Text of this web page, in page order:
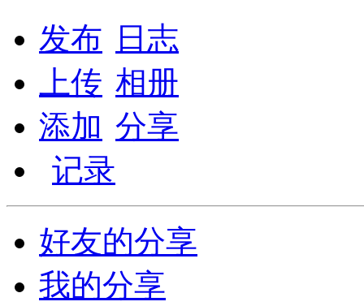
发布
日志
上传 相册
添加 分享
记录
好友的分享
我的分享